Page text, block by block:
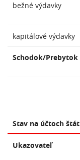
bežné výdavky
kapitálové výdavky
Schodok/Prebytok
Stav na účtoch
Ukazovateľ